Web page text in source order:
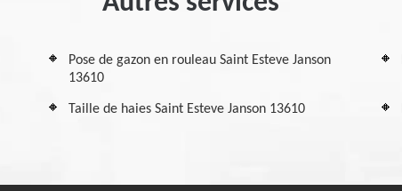
Pose de gazon en rouleau Saint Esteve Janson
13610
Taille de haies Saint Esteve Janson 13610